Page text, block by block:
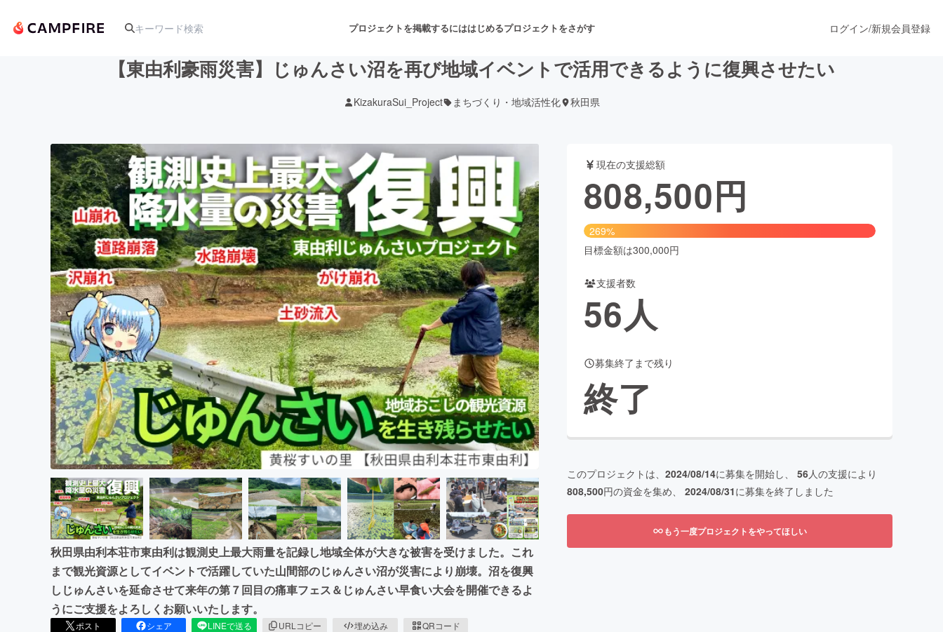
プロジェクトを掲載するにははじめるプロジェクトをさがす
アート・写真 音楽 舞台・パフォーマンス
テクノロジー・ガジェット ゲーム・サービス開発 フード・飲食店 ファッション
映像・映画 書籍・雑誌出版 アニメ・漫画
ビジネス・起業 チャレンジ ビューティー・ヘルスケア
まちづくり・地域活性化
CAMPFIRE for Social GoodCAMPFIRE Creation
CAMPFIREふるさと納税machi-yaコミュニティ
ログイン/新規会員登録
【東由利豪雨災害】じゅんさい沼を再び地域イベントで活用できるように復興させたい
KizakuraSui_Project まちづくり・地域活性化 秋田県
秋田県由利本荘市東由利は観測史上最大雨量を記録し地域全体が大きな被害を受けました。これ
まで観光資源としてイベントで活躍していた山間部のじゅんさい沼が災害により崩壊。沼を復興
しじゅんさいを延命させて来年の第７回目の痛車フェス＆じゅんさい早食い大会を開催できるよ
うにご支援をよろしくお願いいたします。
ポスト シェア LINEで送る URLコピー 埋め込み QRコード
現在の支援総額
808,500円
269%
目標金額は300,000円
支援者数
56人
募集終了まで残り
終了
このプロジェクトは、 2024/08/14に募集を開始し、 56人の支援により
808,500円の資金を集め、 2024/08/31に募集を終了しました
もう一度プロジェクトをやってほしい